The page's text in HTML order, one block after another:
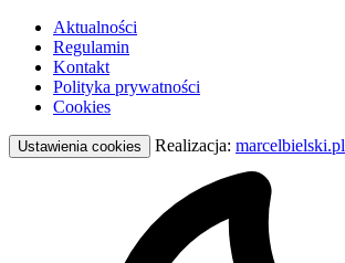
Aktualności
Regulamin
Kontakt
Polityka prywatności
Cookies
Ustawienia cookies Realizacja: marcelbielski.pl